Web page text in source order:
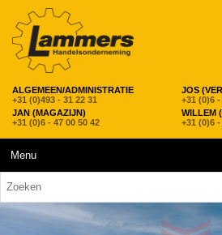
ALGEMEEN/ADMINISTRATIE
+31 (0)493 - 31 22 31
JOS
+31 (0)6 -
JAN (MAGAZIJN)
+31 (0)6 - 47 00 50 42
WILLEM
+31 (0)6
Menu